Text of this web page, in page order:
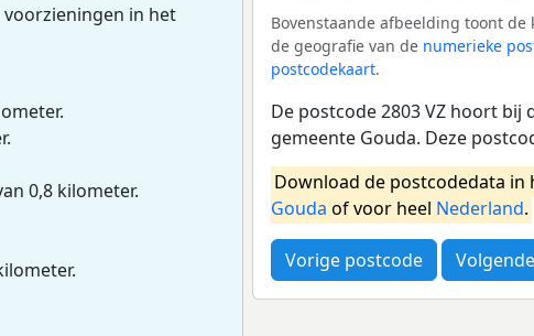
in het
0,8 kilometer.
Bovenstaande afbeelding toont de
de geografie van de numerieke
postcodekaart.
De postcode 2803 VZ hoort bij
gemeente Gouda. Deze
Download de postcodedata in
Gouda of voor heel Nederland.
Vorige postcode